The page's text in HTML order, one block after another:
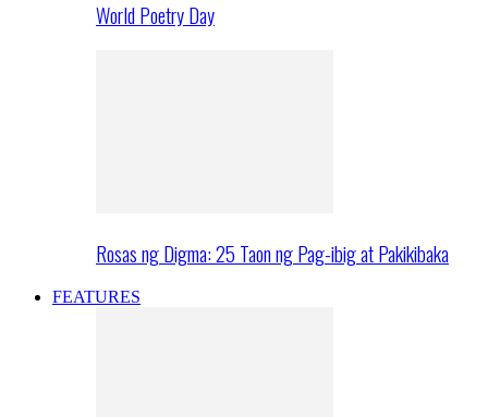
World Poetry Day
Rosas ng Digma: 25 Taon ng Pag-ibig at Pakikibaka
FEATURES